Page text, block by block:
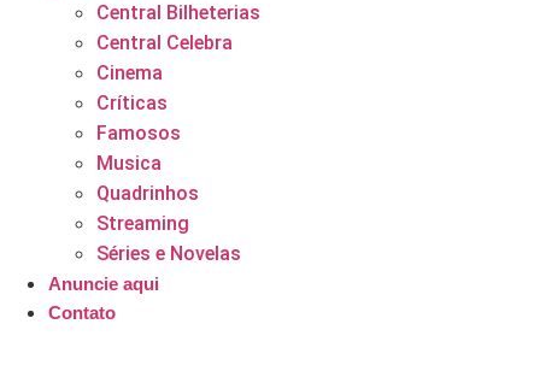
Central Bilheterias
Central Celebra
Cinema
Críticas
Famosos
Musica
Quadrinhos
Streaming
Séries e Novelas
Anuncie aqui
Contato